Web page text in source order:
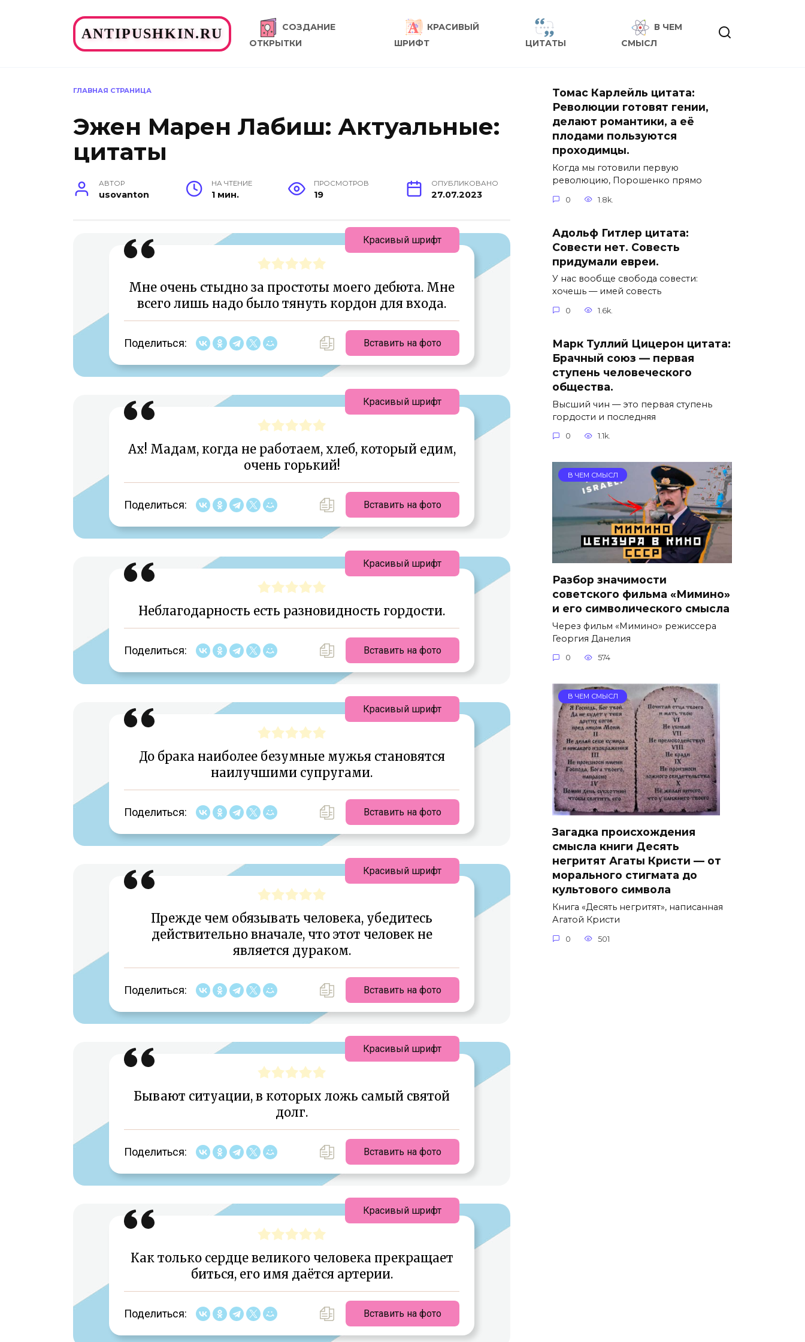
ANTIPUSHKIN.RU
СОЗДАНИЕ
ОТКРЫТКИ
КРАСИВЫЙ
ШРИФТ
ЦИТАТЫ
В ЧЕМ
СМЫСЛ
ГЛАВНАЯ СТРАНИЦА
Эжен Марен Лабиш: Актуальные:
цитаты
АВТОР
usovanton
НА ЧТЕНИЕ
1 мин.
ПРОСМОТРОВ
19
ОПУБЛИКОВАНО
27.07.2023
Мне очень стыдно за простоты моего дебюта. Мне
всего лишь надо было тянуть кордон для входа.
Поделиться: Вставить на фото
Красивый шрифт
Ах! Мадам, когда не работаем, хлеб, который едим,
очень горький!
Поделиться: Вставить на фото
Красивый шрифт
Неблагодарность есть разновидность гордости.
Поделиться: Вставить на фото
Красивый шрифт
До брака наиболее безумные мужья становятся
наилучшими супругами.
Поделиться: Вставить на фото
Красивый шрифт
Прежде чем обязывать человека, убедитесь
действительно вначале, что этот человек не
является дураком.
Поделиться: Вставить на фото
Красивый шрифт
Бывают ситуации, в которых ложь самый святой
долг.
Поделиться: Вставить на фото
Красивый шрифт
Как только сердце великого человека прекращает
биться, его имя даётся артерии.
Поделиться: Вставить на фото
Красивый шрифт
Томас Карлейль цитата:
Революции готовят гении,
делают романтики, а её
плодами пользуются
проходимцы.
Когда мы готовили первую
революцию, Порошенко прямо
0 1.8k.
Адольф Гитлер цитата:
Совести нет. Совесть
придумали евреи.
У нас вообще свобода совести:
хочешь — имей совесть
0 1.6k.
Марк Туллий Цицерон цитата:
Брачный союз — первая
ступень человеческого
общества.
Высший чин — это первая ступень
гордости и последняя
0 1.1k.
В ЧЕМ СМЫСЛ
Разбор значимости
советского фильма «Мимино»
и его символического смысла
Через фильм «Мимино» режиссера
Георгия Данелия
0 574
В ЧЕМ СМЫСЛ
Загадка происхождения
смысла книги Десять
негритят Агаты Кристи — от
морального стигмата до
культового символа
Книга «Десять негритят», написанная
Агатой Кристи
0 501